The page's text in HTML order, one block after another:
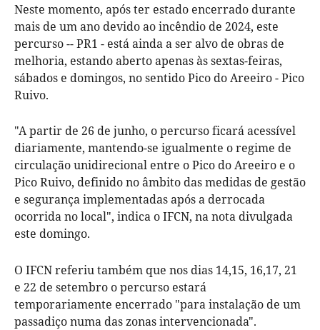
Neste momento, após ter estado encerrado durante
mais de um ano devido ao incêndio de 2024, este
percurso -- PR1 - está ainda a ser alvo de obras de
melhoria, estando aberto apenas às sextas-feiras,
sábados e domingos, no sentido Pico do Areeiro - Pico
Ruivo.
"A partir de 26 de junho, o percurso ficará acessível
diariamente, mantendo-se igualmente o regime de
circulação unidirecional entre o Pico do Areeiro e o
Pico Ruivo, definido no âmbito das medidas de gestão
e segurança implementadas após a derrocada
ocorrida no local", indica o IFCN, na nota divulgada
este domingo.
O IFCN referiu também que nos dias 14,15, 16,17, 21
e 22 de setembro o percurso estará
temporariamente encerrado "para instalação de um
passadiço numa das zonas intervencionada".